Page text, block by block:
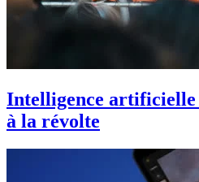
Intelligence artificielle
à la révolte